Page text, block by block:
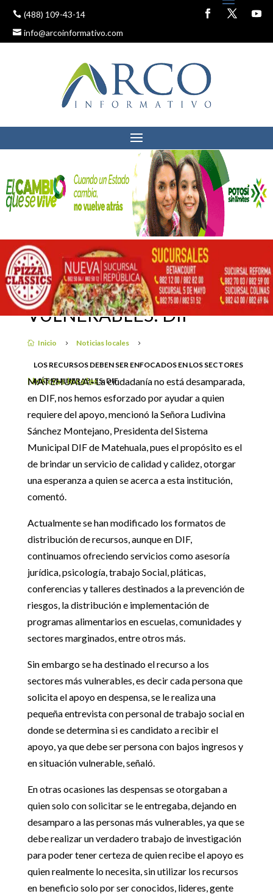
(488) 109-43-14
info@arcoinformativo.com
 Inicio 5 Noticias locales 5
LOS RECURSOS DEBEN SER ENFOCADOS EN LOS SECTORES
MÁS VULNERABLES: DIF
LOS RECURSOS DEBEN
SER ENFOCADOS EN LOS
SECTORES MÁS
VULNERABLES: DIF
Noticias locales
3 abril, 2019
MATEHUALA.- La ciudadanía no está desamparada,
en DIF, nos hemos esforzado por ayudar a quien
requiere del apoyo, mencionó la Señora Ludivina
Sánchez Montejano, Presidenta del Sistema
Municipal DIF de Matehuala, pues el propósito es el
de brindar un servicio de calidad y calidez, otorgar
una esperanza a quien se acerca a esta institución,
comentó.
Actualmente se han modificado los formatos de
distribución de recursos, aunque en DIF,
continuamos ofreciendo servicios como asesoría
jurídica, psicología, trabajo Social, pláticas,
conferencias y talleres destinados a la prevención de
riesgos, la distribución e implementación de
programas alimentarios en escuelas, comunidades y
sectores marginados, entre otros más.
Sin embargo se ha destinado el recurso a los
sectores más vulnerables, es decir cada persona que
solicita el apoyo en despensa, se le realiza una
pequeña entrevista con personal de trabajo social en
donde se determina si es candidato a recibir el
apoyo, ya que debe ser persona con bajos ingresos y
en situación vulnerable, señaló.
En otras ocasiones las despensas se otorgaban a
quien solo con solicitar se le entregaba, dejando en
desamparo a las personas más vulnerables, ya que se
debe realizar un verdadero trabajo de investigación
para poder tener certeza de quien recibe el apoyo es
quien realmente lo necesita, sin utilizar los recursos
en beneficio solo por ser conocidos, lideres, gente